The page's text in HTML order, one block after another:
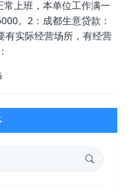
上班，本单位工作满一
。2：成都生意贷款：
有实际经营场所，有经营